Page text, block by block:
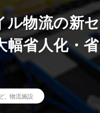
ル物流の新セ
幅省人化・省
物流施設